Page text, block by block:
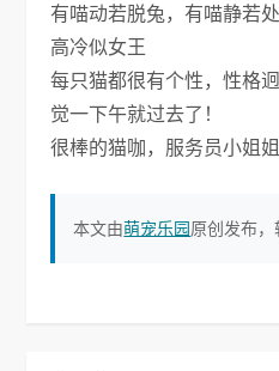
有喵动若脱兔，有喵静若
高冷似女王
每只猫都很有个性，性格
觉一下午就过去了！
很棒的猫咖，服务员小姐
本文由萌宠乐园原创发布，